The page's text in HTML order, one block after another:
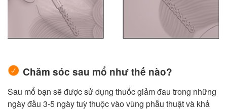
Chăm sóc sau mổ như thế nào?
Sau mổ bạn sẽ được sử dụng thuốc giảm đau trong những
ngày đầu 3-5 ngày tuỳ thuộc vào vùng phẫu thuật và khả